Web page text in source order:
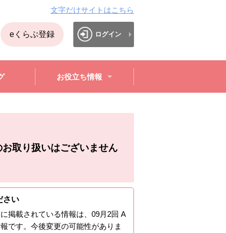
文字だけサイトはこちら
eくらぶ登録 ログイン
お役立ち情報
お取り扱いはございません
さい
掲載されている情報は、 09月2回 A
です。今後変更の可能性がありま